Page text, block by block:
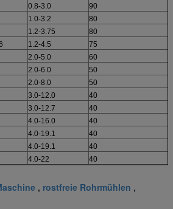
0.8-3.0
90
1.0-3.2
80
1.2-3.75
80
1.2-4.5
75
2.0-5.0
60
2.0-6.0
50
2.0-8.0
50
3.0-12.0
40
3.0-12.7
40
4.0-16.0
40
4.0-19.1
40
4.0-19.1
40
4.0-22 40
, rostfreie Rohrmühlen ,